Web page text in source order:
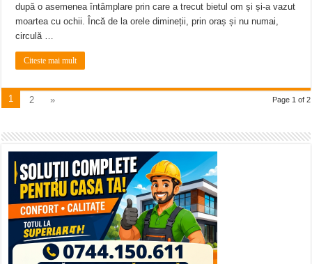
după o asemenea întâmplare prin care a trecut bietul om și și-a vazut
moartea cu ochii. Încă de la orele dimineții, prin oraș și nu numai,
circulă …
Citeste mai mult
Page 1 of 2
1 2 »